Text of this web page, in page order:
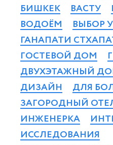
БИШКЕК
ВАСТУ
ВОДОЁМ
ВЫБОР
ГАНАПАТИ
ГОСТЕВОЙ ДОМ
ДВУХЭТАЖНЫЙ
ДИЗАЙН
ДЛЯ
ЗАГОРОДНЫЙ
ИНЖЕНЕРКА
ИССЛЕДОВАНИЯ